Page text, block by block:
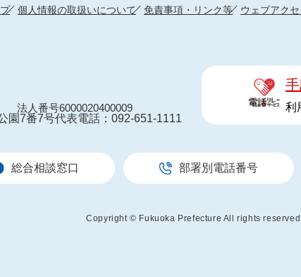
個人情報の取扱いについて 免責事項・リンク等 ウェブアク
法人番号6000020400009
園7番7号代表電話：092-651-1111
利
総合相談窓口 部署別電話番号
Copyright © Fukuoka Prefecture All rights